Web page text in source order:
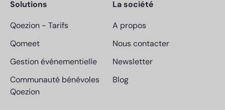
Solutions
Qoezion - Tarifs
Qomeet
Gestion événementielle
Communauté bénévoles
Qoezion
La société
A propos
Nous contacter
Newsletter
Blog